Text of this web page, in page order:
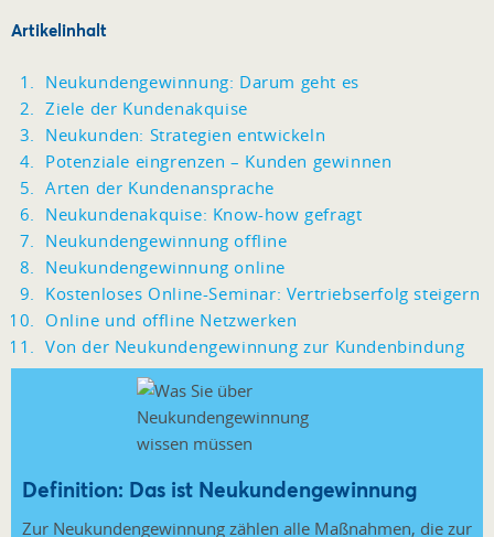
Artikelinhalt
Neukundengewinnung: Darum geht es
Ziele der Kundenakquise
Neukunden: Strategien entwickeln
Potenziale eingrenzen – Kunden gewinnen
Arten der Kundenansprache
Neukundenakquise: Know-how gefragt
Neukundengewinnung offline
Neukundengewinnung online
Kostenloses Online-Seminar: Vertriebserfolg steigern
Online und offline Netzwerken
Von der Neukundengewinnung zur Kundenbindung
Definition: Das ist Neukundengewinnung
Zur Neukundengewinnung zählen alle Maßnahmen, die zur